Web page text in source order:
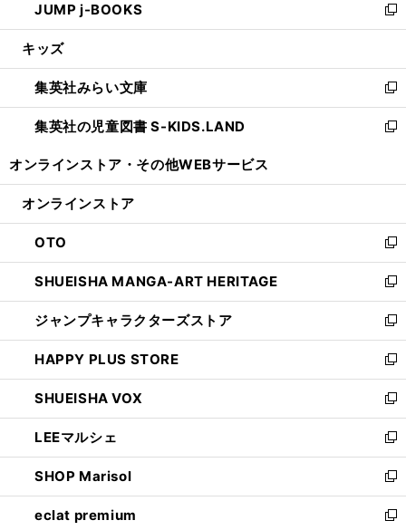
で
開
ド
ウ
開
く
ィ
ン
ウ
で
開
く
い
ウ
ン
ド
ウ
で
JUMP j-BOOKS
新
し
ウ
ィ
ン
ド
開
キッズ
集英社みらい文庫
新
し
い
ン
ウ
で
開
く
集英社の児童図書 S-KIDS.LAND
新
ウ
ン
ド
ウ
で
開
く
オンラインストア・ その他WEBサービス
オンラインストア
OTO
新
し
い
ウ
ィ
ン
ド
ウ
で
開
く
SHUEISHA MANGA-ART HERITAGE
新
し
い
ウ
ィ
ン
ド
ウ
で
開
く
ジャンプキャラクターズストア
新
し
い
ウ
ィ
ン
ド
ウ
で
開
く
HAPPY PLUS STORE
新
し
い
ウ
ィ
ン
ド
ウ
で
SHUEISHA VOX
新
し
い
ウ
ィ
ン
ド
LEEマルシェ
新
し
い
ウ
ィ
SHOP Marisol
新
し
い
eclat premium
新